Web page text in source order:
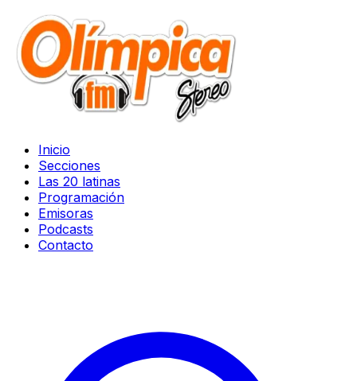
Inicio
Secciones
Las 20 latinas
Programación
Emisoras
Podcasts
Contacto